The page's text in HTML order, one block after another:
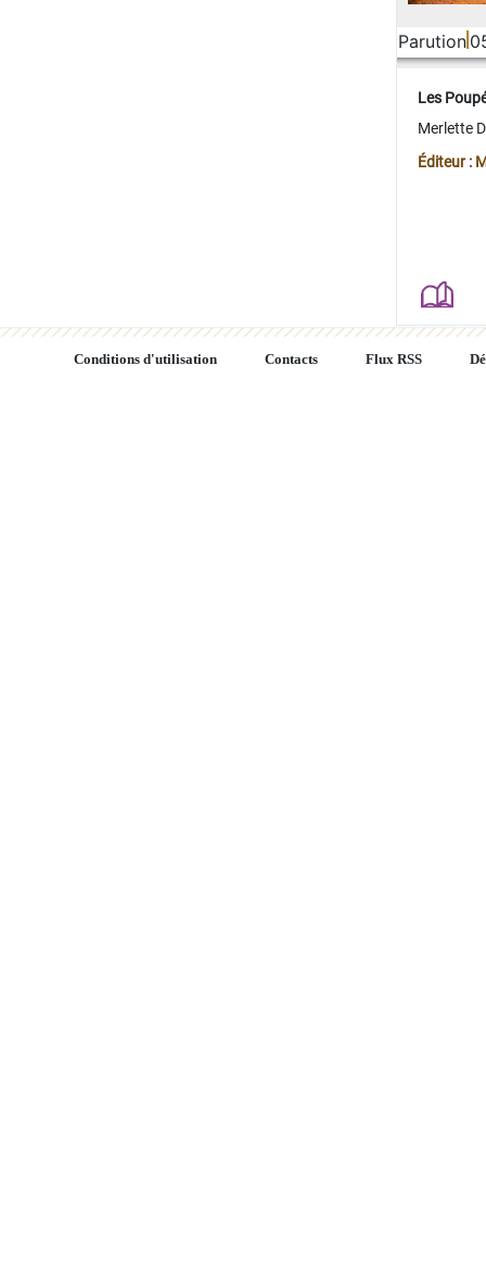
Parution
Les
Merlette
Éditeur :
Conditions d'utilisation Contacts Flux RSS